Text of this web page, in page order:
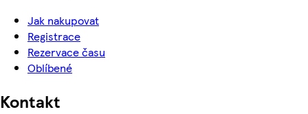
Jak nakupovat
Registrace
Rezervace času
Oblíbené
Kontakt